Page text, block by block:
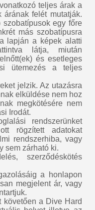
teljes árak a
árának felét mutatják.
egy főre
más szobatípusra
lapján a képek alatti
látja, miután
és esetleges
ütemezés a teljes
jelzik. Az utazásra
elküldése nem hoz
megkötésére nem
Irodát.
rendszerünket
rögzített adatokat
rendszerhiba, vagy
sem zárható ki.
szerződéskötés
a honlapon
megjelent ár, vagy
követően a Dive Hard